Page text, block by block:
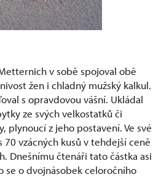
v sobě spojoval obě
žen i chladný mužský kalkul.
s opravdovou vášní. Ukládal
ze svých velkostatků či
plynoucí z jeho postavení. Ve své
vzácných kusů v tehdejší ceně
Dnešnímu čtenáři tato částka asi
se o dvojnásobek celoročního